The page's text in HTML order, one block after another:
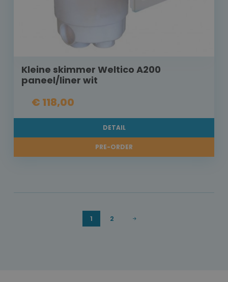
Kleine skimmer Weltico A200
paneel/liner wit
€ 118,00
DETAIL
PRE-ORDER
1 2